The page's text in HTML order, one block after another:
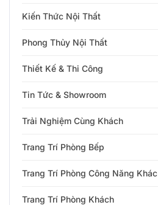
Kiến Thức Nội Thất
Phong Thủy Nội Thất
Thiết Kế & Thi Công
Tin Tức & Showroom
Trải Nghiệm Cùng Khách
Trang Trí Phòng Bếp
Trang Trí Phòng Công Năng Khác
Trang Trí Phòng Khách